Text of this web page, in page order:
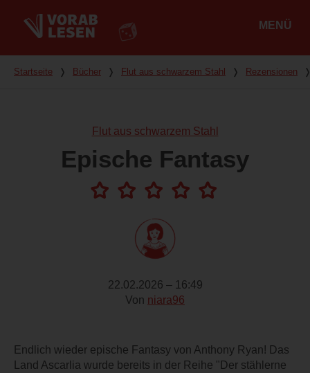
MENÜ
Du bist hier
Startseite ❭ Bücher ❭ Flut aus schwarzem Stahl ❭ Rezensionen
Flut aus schwarzem Stahl
Epische Fantasy
22.02.2026 – 16:49
Von niara96
Endlich wieder epische Fantasy von Anthony Ryan! Das
Land Ascarlia wurde bereits in der Reihe "Der stählerne